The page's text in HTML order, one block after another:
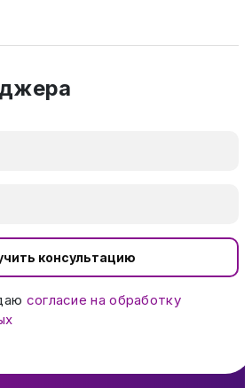
Получить консультацию
согласие на обработку